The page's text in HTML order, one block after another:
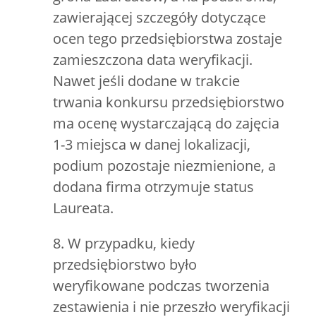
zawierającej szczegóły dotyczące
ocen tego przedsiębiorstwa zostaje
zamieszczona data weryfikacji.
Nawet jeśli dodane w trakcie
trwania konkursu przedsiębiorstwo
ma ocenę wystarczającą do zajęcia
1-3 miejsca w danej lokalizacji,
podium pozostaje niezmienione, a
dodana firma otrzymuje status
Laureata.
8. W przypadku, kiedy
przedsiębiorstwo było
weryfikowane podczas tworzenia
zestawienia i nie przeszło weryfikacji